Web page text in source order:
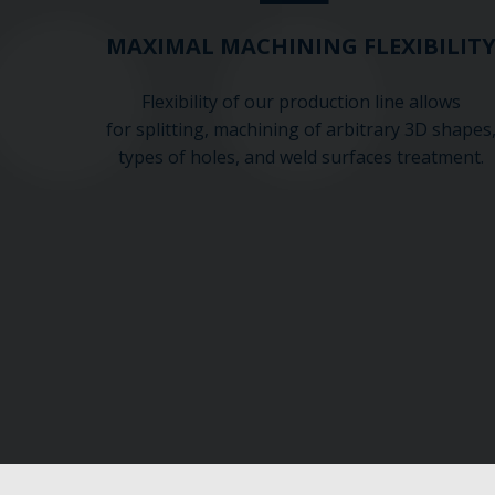
MAXIMAL MACHINING FLEXIBILITY
Flexibility of our production line allows
for splitting, machining of arbitrary 3D shapes,
types of holes, and weld surfaces treatment.